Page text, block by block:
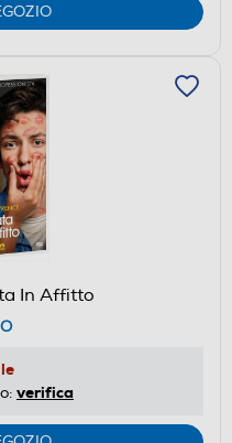
In Affitto
verifica